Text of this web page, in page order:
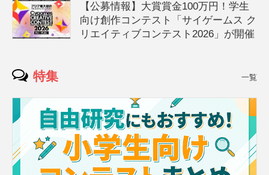
【公募情報】大賞賞金100万円！学生
向け創作コンテスト「サイゲームス ク
リエイティブコンテスト2026」が開催
特集 一覧